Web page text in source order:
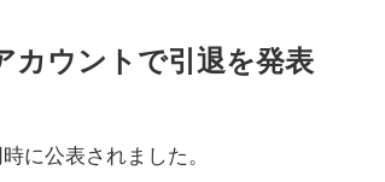
カウントで引退を発表
に公表されました。